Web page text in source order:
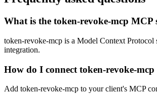
What is the token-revoke-mcp MCP
token-revoke-mcp is a Model Context
integration.
How do I connect token-revoke-
Add token-revoke-mcp to your client's MCP